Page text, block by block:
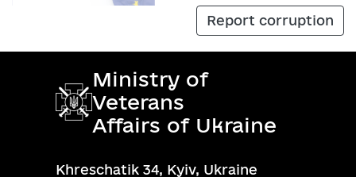
Report corruption
Ministry of
Veterans
Affairs of Ukraine
Khreschatik 34, Kyiv, Ukraine